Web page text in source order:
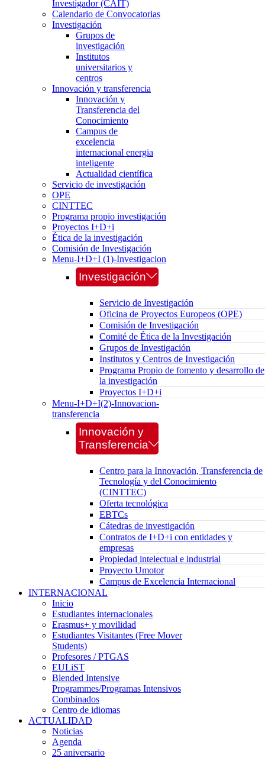
Investigador (CAIT)
Calendario de Convocatorias
Investigación
Grupos de
investigación
Institutos
universitarios y
centros
Innovación y transferencia
Innovación y
Transferencia del
Conocimiento
Campus de
excelencia
internacional energia
inteligente
Actualidad científica
Servicio de investigación
OPE
CINTTEC
Programa propio investigación
Proyectos I+D+i
Ética de la investigación
Comisión de Investigación
Menu-I+D+I (1)-Investigacion
Investigación
Servicio de Investigación
Oficina de Proyectos Europeos (OPE)
Comisión de Investigación
Comité de Ética de la Investigación
Grupos de Investigación
Institutos y Centros de Investigación
Programa Propio de fomento y desarrollo de
la investigación
Proyectos I+D+i
Menu-I+D+I(2)-Innovacion-
transferencia
Innovación y
Transferencia
Centro para la Innovación, Transferencia de
Tecnología y del Conocimiento
(CINTTEC)
Oferta tecnológica
EBTCs
Cátedras de investigación
Contratos de I+D+i con entidades y
empresas
Propiedad intelectual e industrial
Proyecto Umotor
Campus de Excelencia Internacional
INTERNACIONAL
Inicio
Estudiantes internacionales
Erasmus+ y movilidad
Estudiantes Visitantes (Free Mover
Students)
Profesores / PTGAS
EULiST
Blended Intensive
Programmes/Programas Intensivos
Combinados
Centro de idiomas
ACTUALIDAD
Noticias
Agenda
25 aniversario